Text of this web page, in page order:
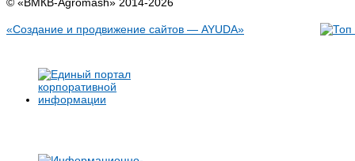
«Создание и продвижение сайтов — AYUDA»